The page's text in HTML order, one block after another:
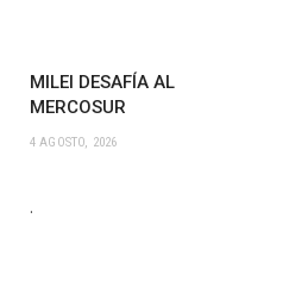
MILEI DESAFÍA AL
MERCOSUR
4 AGOSTO, 2026
.